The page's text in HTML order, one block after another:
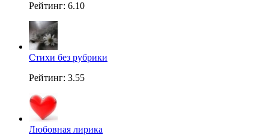
Рейтинг: 6.10
Стихи без рубрики
Рейтинг: 3.55
Любовная лирика